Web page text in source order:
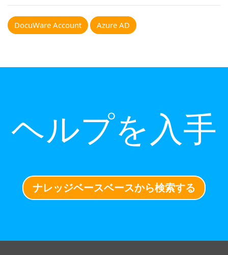
DocuWare Account Azure AD
ヘルプを入手
ナレッジベースベースから検索する